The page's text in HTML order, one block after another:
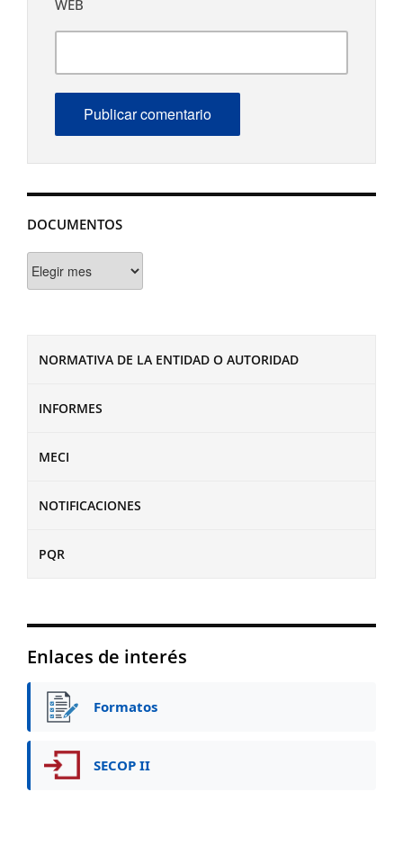
DOCUMENTOS
NORMATIVA DE LA ENTIDAD O AUTORIDAD
INFORMES
MECI
NOTIFICACIONES
PQR
Enlaces de interés
Formatos
SECOP II
WEB